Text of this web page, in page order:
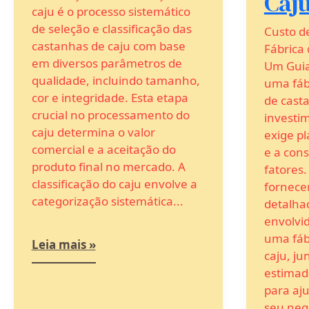
caju é o processo sistemático
de seleção e classificação das
castanhas de caju com base
em diversos parâmetros de
qualidade, incluindo tamanho,
cor e integridade. Esta etapa
crucial no processamento do
caju determina o valor
comercial e a aceitação do
produto final no mercado. A
classificação do caju envolve a
categorização sistemática...
Leia mais »
Custo
Fábrica
Um
uma
de
exige
e a
uma
caju,
para